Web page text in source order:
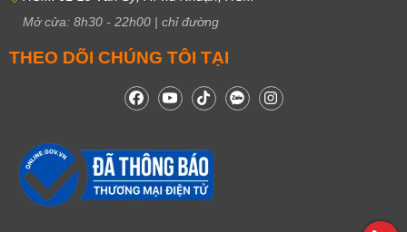
Mở cửa: 8h30 - 22h00 | chỉ đường
THEO DÕI CHÚNG TÔI TẠI